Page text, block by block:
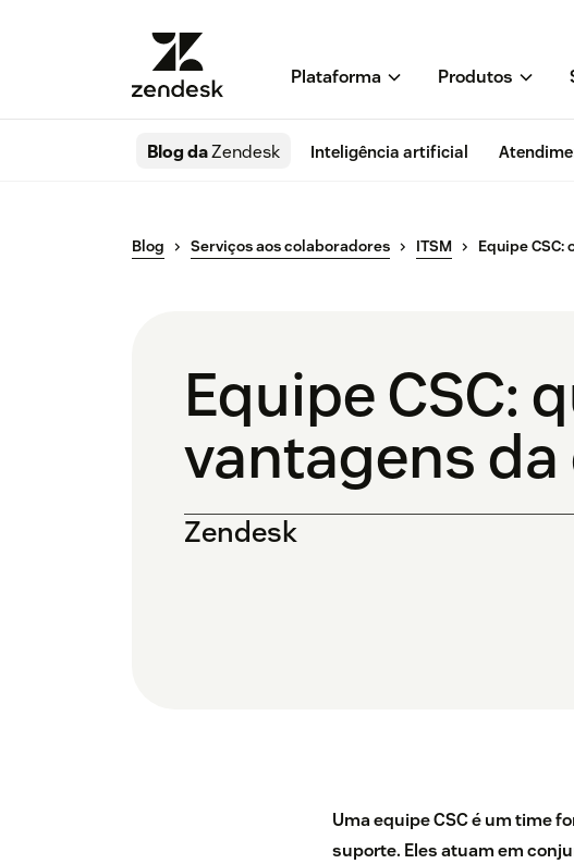
Plataforma Produtos
Blog daZendesk Inteligência artificial
Blog Serviços aos colaboradores ITSM Equipe CSC:
Equipe CSC:
vantagens
Zendesk
Uma equipe CSC é um time
suporte. Eles atuam em